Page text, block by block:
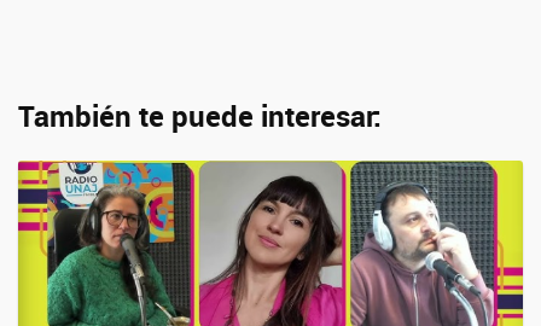
También te puede interesar: